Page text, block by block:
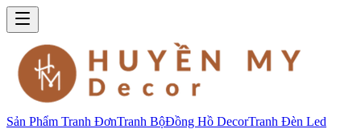
Sản Phẩm Tranh ĐơnTranh BộĐồng Hồ DecorTranh Đèn Led